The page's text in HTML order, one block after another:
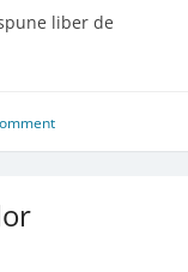
liber de